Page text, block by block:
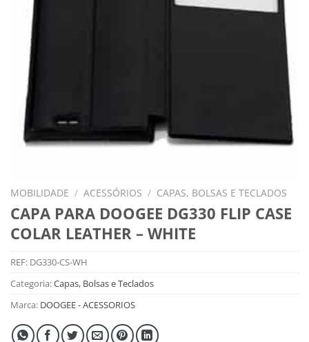
MOBILIDADE / ACESSÓRIOS / CAPAS, BOLSAS E TECLADOS
CAPA PARA DOOGEE DG330 FLIP CASE
COLAR LEATHER – WHITE
REF: DG330-CS-WH
Categoria:Capas, Bolsas e Teclados
Marca: DOOGEE - ACESSORIOS